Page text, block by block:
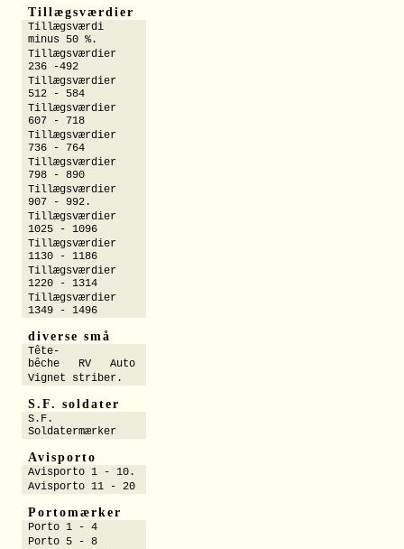
Tillægsværdier
Tillægsværdi
minus 50 %.
Tillægsværdier
236 -492
Tillægsværdier
512 - 584
Tillægsværdier
607 - 718
Tillægsværdier
736 - 764
Tillægsværdier
798 - 890
Tillægsværdier
907 - 992.
Tillægsværdier
1025 - 1096
Tillægsværdier
1130 - 1186
Tillægsværdier
1220 - 1314
Tillægsværdier
1349 - 1496
diverse små
Tête-
bêche RV Auto
Vignet striber.
S.F. soldater
S.F.
Soldatermærker
Avisporto
Avisporto 1 - 10.
Avisporto 11 - 20
Portomærker
Porto 1 - 4
Porto 5 - 8